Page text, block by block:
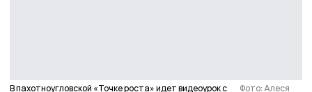
В пахотноугловской «Точке роста» идет видеоурок с Фото: Алеся